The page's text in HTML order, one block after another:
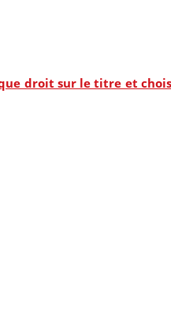
droit sur le titre et